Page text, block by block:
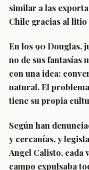
similar a las
Chile gracias al
En los 90 Douglas,
no de sus fantasías
con una idea:
natural. El
tiene su propia
Según han
y cercanías, y
Angel Calisto, cada
campo expulsaba